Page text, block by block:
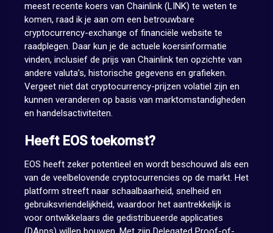
meest recente koers van Chainlink (LINK) te weten te
komen, raad ik je aan om een betrouwbare
cryptocurrency-exchange of financiële website te
raadplegen. Daar kun je de actuele koersinformatie
vinden, inclusief de prijs van Chainlink ten opzichte van
andere valuta’s, historische gegevens en grafieken.
Vergeet niet dat cryptocurrency-prijzen volatiel zijn en
kunnen veranderen op basis van marktomstandigheden
en handelsactiviteiten.
Heeft EOS toekomst?
EOS heeft zeker potentieel en wordt beschouwd als een
van de veelbelovende cryptocurrencies op de markt. Het
platform streeft naar schaalbaarheid, snelheid en
gebruiksvriendelijkheid, waardoor het aantrekkelijk is
voor ontwikkelaars die gedistribueerde applicaties